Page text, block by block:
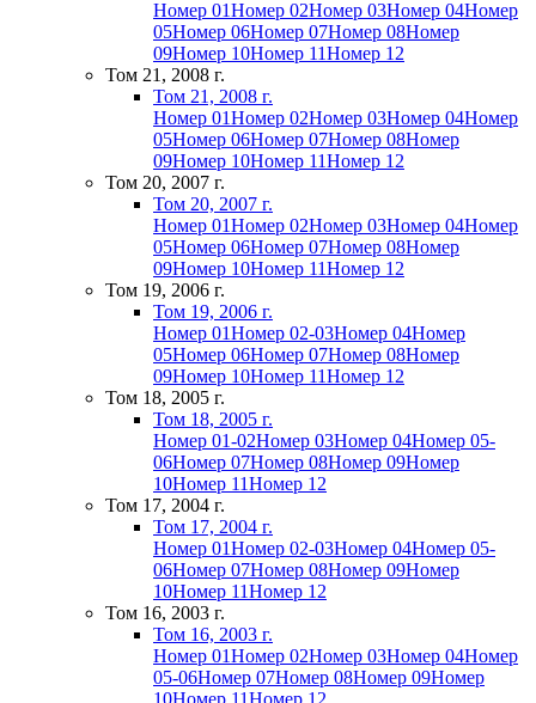
Номер 01Номер 02Номер 03Номер 04Номер
05Номер 06Номер 07Номер 08Номер
09Номер 10Номер 11Номер 12
Том 21, 2008 г.
Том 21, 2008 г.
Номер 01Номер 02Номер 03Номер 04Номер
05Номер 06Номер 07Номер 08Номер
09Номер 10Номер 11Номер 12
Том 20, 2007 г.
Том 20, 2007 г.
Номер 01Номер 02Номер 03Номер 04Номер
05Номер 06Номер 07Номер 08Номер
09Номер 10Номер 11Номер 12
Том 19, 2006 г.
Том 19, 2006 г.
Номер 01Номер 02-03Номер 04Номер
05Номер 06Номер 07Номер 08Номер
09Номер 10Номер 11Номер 12
Том 18, 2005 г.
Том 18, 2005 г.
Номер 01-02Номер 03Номер 04Номер 05-
06Номер 07Номер 08Номер 09Номер
10Номер 11Номер 12
Том 17, 2004 г.
Том 17, 2004 г.
Номер 01Номер 02-03Номер 04Номер 05-
06Номер 07Номер 08Номер 09Номер
10Номер 11Номер 12
Том 16, 2003 г.
Том 16, 2003 г.
Номер 01Номер 02Номер 03Номер 04Номер
05-06Номер 07Номер 08Номер 09Номер
10Номер 11Номер 12